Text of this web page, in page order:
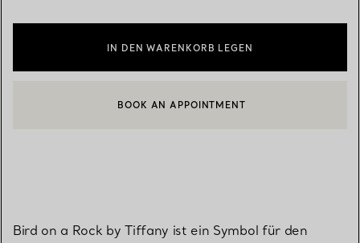
IN DEN WARENKORB LEGEN
EINEN KUNDENBERATER KONTAKTIEREN ODER EINEN
BOOK AN APPOINTMENT
Bird on a Rock by Tiffany ist ein Symbol für den